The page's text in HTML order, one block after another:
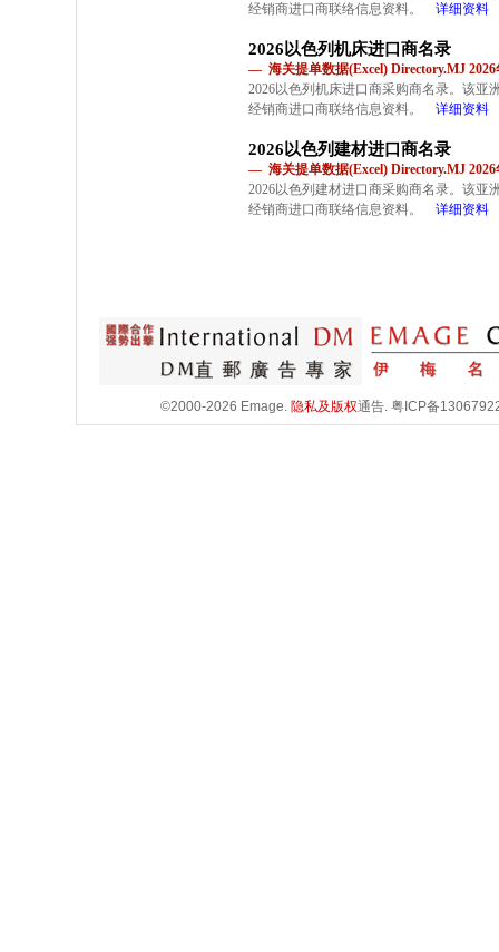
经销商进口商联络信息资料。
详细资料
2026以色列机床进口商名录
— 海关提单数据(Excel) Directory.MJ 2026
2026以色列机床进口商采购商名录。该亚
经销商进口商联络信息资料。
详细资料
2026以色列建材进口商名录
— 海关提单数据(Excel) Directory.MJ 2026
2026以色列建材进口商采购商名录。该亚
经销商进口商联络信息资料。
详细资料
©2000-2026 Emage. 隐私及版权通告. 粤ICP备